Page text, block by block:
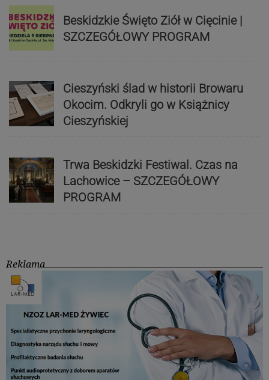
Beskidzkie Święto Ziół w Cięcinie |
SZCZEGÓŁOWY PROGRAM
Cieszyński ślad w historii Browaru
Okocim. Odkryli go w Książnicy
Cieszyńskiej
Trwa Beskidzki Festiwal. Czas na
Lachowice – SZCZEGÓŁOWY
PROGRAM
Reklama